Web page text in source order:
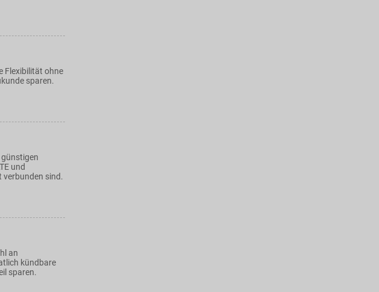
Flexibilität ohne
sparen.
und
verbunden sind.
an
kündbare
sparen.